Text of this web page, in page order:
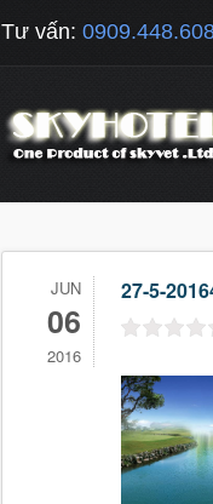
Tư vấn:
JUN
06
2016
27-5-